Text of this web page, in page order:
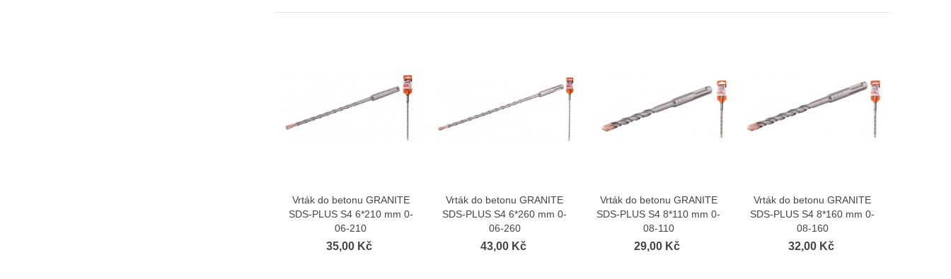
Zobrazit více
Vrták do betonu GRANITE
SDS-PLUS S4 6*210 mm 0-
06-210
35,00 Kč
Zobrazit více
Vrták do betonu GRANITE
SDS-PLUS S4 6*260 mm 0-
06-260
43,00 Kč
Zobrazit více
Vrták do betonu GRANITE
SDS-PLUS S4 8*110 mm 0-
08-110
29,00 Kč
Zobrazit více
Vrták do betonu GRANITE
SDS-PLUS S4 8*160 mm 0-
08-160
32,00 Kč